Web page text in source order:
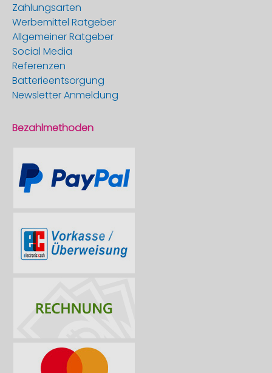
Zahlungsarten
Werbemittel Ratgeber
Allgemeiner Ratgeber
Social Media
Referenzen
Batterieentsorgung
Newsletter Anmeldung
Bezahlmethoden